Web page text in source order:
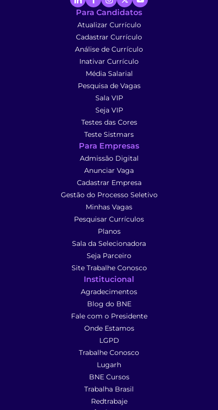
Para Candidatos
Atualizar Currículo
Cadastrar Currículo
Análise de Currículo
Inativar Currículo
Média Salarial
Pesquisa de Vagas
Sala VIP
Seja VIP
Testes das Cores
Teste Sistmars
Para Empresas
Admissão Digital
Anunciar Vaga
Cadastrar Empresa
Gestão do Processo Seletivo
Minhas Vagas
Pesquisar Currículos
Planos
Sala da Selecionadora
Seja Parceiro
Site Trabalhe Conosco
Institucional
Agradecimentos
Blog do BNE
Fale com o Presidente
Onde Estamos
LGPD
Trabalhe Conosco
Lugarh
BNE Cursos
Trabalha Brasil
Redtrabaje